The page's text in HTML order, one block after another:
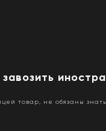
товар, не обязаны